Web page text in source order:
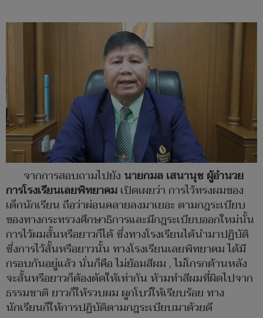
จากการสอบถามไปยัง นายกมล เสนานุช ผู้อำนวย
การโรงเรียนเลยพิทยาคมเปิดเผยว่า การไว้ทรงผมของ
เด็กนักเรียน ถือว่าผ่อนคลายลงมาเยอะ ตามกฎระเบียบ
ของทางกระทรวงศึกษาธิการและมีกฎระเบียบออกใหม่นั้น
การไว้ผมสั้นหรือยาวก็ได้ ซึ่งทางโรงเรียนได้นำมาปฏิบัติ
ซึ่งการไว้สั้นหรือยาวนั้น ทางโรงเรียนเลยพิทยาคม ได้มี
กรอบกันอยู่แล้ว นั่นก็คือ ไม่ย้อมสีผม , ไม่โกรกด้านหลัง
จะสั้นหรือยาวก็ต้องตัดให้เท่ากัน ห้ามทำสีผมที่ผิดไปจาก
ธรรมชาติ ยาวก็ให้รวบผม ผูกโบว์ให้เรียบร้อย ทาง
นักเรียนก็ให้การปฏิบัติตามกฎระเบียบมาด้วยดี